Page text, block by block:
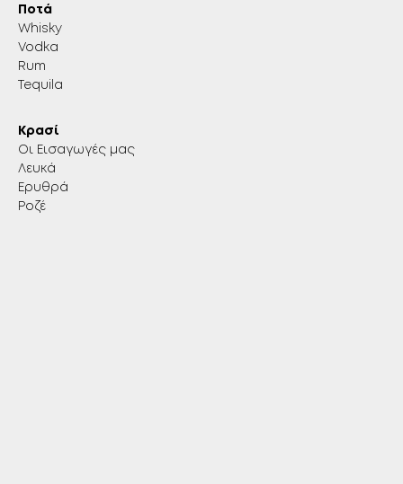
Ποτά
Whisky
Vodka
Rum
Tequila
Κρασί
Οι Εισαγωγές μας
Λευκά
Ερυθρά
Ροζέ